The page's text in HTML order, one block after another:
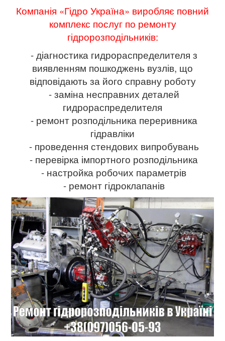
Компанія «Гідро Україна» виробляє повний
комплекс послуг по ремонту
гідророзподільників:
- діагностика гидрораспределителя з
виявленням пошкоджень вузлів, що
відповідають за його справну роботу
- заміна несправних деталей
гидрораспределителя
- ремонт розподільника переривника
гідравліки
- проведення стендових випробувань
- перевірка імпортного розподільника
- настройка робочих параметрів
- ремонт гідроклапанів